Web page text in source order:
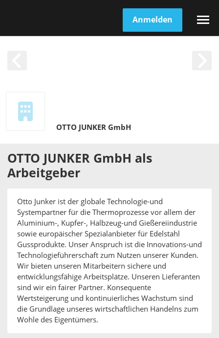
Anmelden
OTTO JUNKER GmbH
OTTO JUNKER GmbH als
Arbeitgeber
Otto Junker ist der globale Technologie-und
Systempartner für die Thermoprozesse vor allem der
Aluminium-, Kupfer-, Halbzeug-und Gießereiindustrie
sowie europäischer Spezialanbieter für Edelstahl
Gussprodukte. Unser Anspruch ist die Innovations-und
Technologieführerschaft zum Nutzen unserer Kunden.
Wir bieten unseren Mitarbeitern sichere und
entwicklungsfähige Arbeitsplätze. Unseren Lieferanten
sind wir ein fairer Partner. Konsequente
Wertsteigerung und kontinuierliches Wachstum sind
die Grundlage unseres wirtschaftlichen Handelns zum
Wohle des Eigentümers.